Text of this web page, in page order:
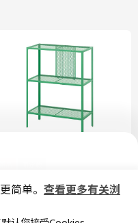
架单元, 60x30x80 厘米
99 99
99.99
简单。 查看更多有关浏